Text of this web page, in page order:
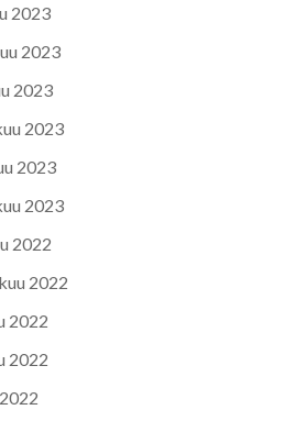
2023
2023
2023
2023
2023
2023
2022
2022
2022
2022